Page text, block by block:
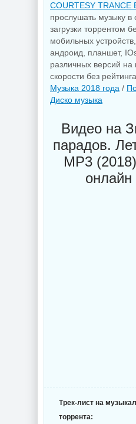
COURTESY TRANCE
прослушать музыку в
загрузки торрентом
мобильных
андроид, планшет,
различных версий
скорости без
Музыка 2018 года /
Диско музыка
Видео на
парадов.
MP3
онлайн
Трек-лист на
торрента: